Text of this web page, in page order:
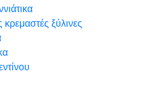
κρεμαστές ξύλινες